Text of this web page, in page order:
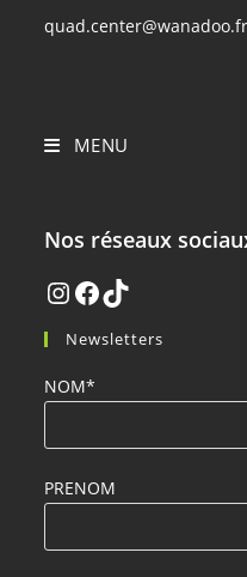
quad.center@wanadoo.fr
MENU
Nos réseaux
Newsletters
NOM*
PRENOM